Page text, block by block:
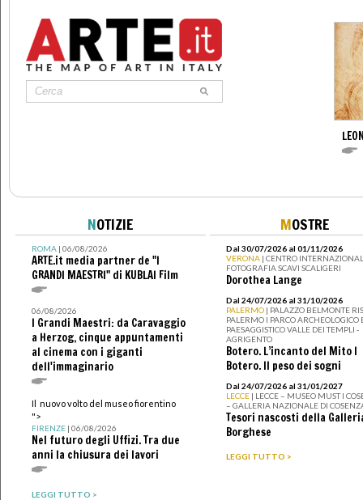
NOTIZIE
ROMA| 06/08/2026
ARTE.it media partner de "I
GRANDI MAESTRI" di KUBLAI Film
06/08/2026
I Grandi Maestri: da Caravaggio
a Herzog, cinque appuntamenti
al cinema con i giganti
dell'immaginario
Il nuovo volto del museo fiorentino
">
FIRENZE| 06/08/2026
Nel futuro degli Uffizi. Tra due
anni la chiusura dei lavori
LEGGI TUTTO >
MOSTRE
Dal 30/07/2026 al 01/11/2026
VERONA | CENTRO
FOTOGRAFIA SCAVI SCALIGERI
Dorothea Lange
Dal 24/07/2026 al 31/10/2026
PALERMO | PALAZZO BELMONTE
PALERMO I PARCO ARCHEOLOGICO
PAESAGGISTICO VALLE DEI TEMPLI -
AGRIGENTO
Botero. L’incanto del Mito I
Botero. Il peso dei sogni
Dal 24/07/2026 al 31/01/2027
LECCE | LECCE – MUSEO MUST I
– GALLERIA NAZIONALE DI
Tesori nascosti della
Borghese
LEGGI TUTTO >